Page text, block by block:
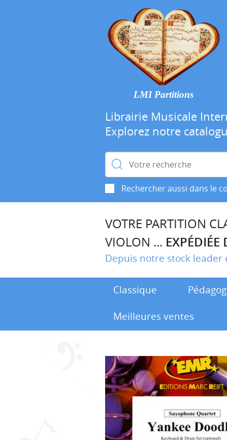
LMI Partitions
Librairie Musicale
Explorez notre
Rechercher :
Rechercher aussi dans le
VOTRE PARTITION
VIOLON ... EXPÉDIÉE
Depuis notre stock
Classique
Meilleures ventes